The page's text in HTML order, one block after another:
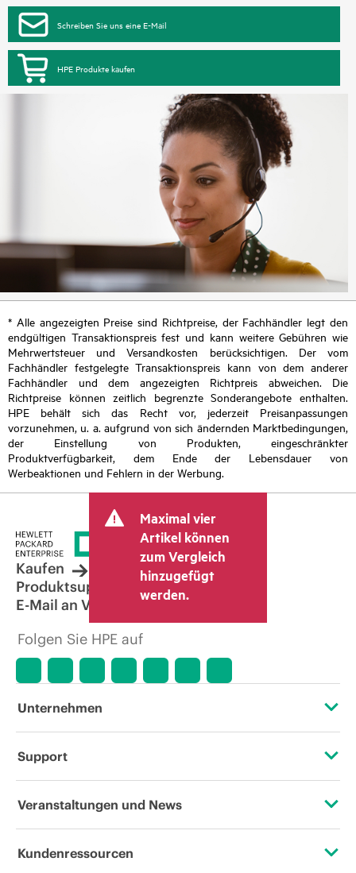
Schreiben Sie uns eine E-Mail
HPE Produkte kaufen
* Alle angezeigten Preise sind Richtpreise, der Fachhändler legt den
endgültigen Transaktionspreis fest und kann weitere Gebühren wie
Mehrwertsteuer und Versandkosten berücksichtigen. Der vom
Fachhändler festgelegte Transaktionspreis kann von dem anderer
Fachhändler und dem angezeigten Richtpreis abweichen. Die
Richtpreise können zeitlich begrenzte Sonderangebote enthalten.
HPE behält sich das Recht vor, jederzeit Preisanpassungen
vorzunehmen, u. a. aufgrund von sich ändernden Marktbedingungen,
der Einstellung von Produkten, eingeschränkter
Produktverfügbarkeit, dem Ende der Lebensdauer von
Werbeaktionen und Fehlern in der Werbung.
Maximal vier
Artikel können
zum Vergleich
hinzugefügt
werden.
Kaufen
Produktsupport
E-Mail an Vertrieb
Folgen Sie HPE auf
Unternehmen
Über HPE
Unternehmensverantwortung
Support
Operational Support Services
Veranstaltungen und News
Veranstaltungen
Kundenressourcen